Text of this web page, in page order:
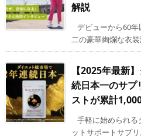
解説
デビューから60
二の豪華絢爛な衣
【2025年最新
続日本一のサプ
ストが累計
手軽に始められる
ットサポートサプ